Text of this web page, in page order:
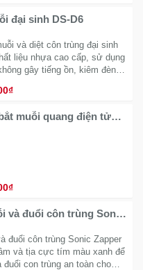
đại sinh DS-D6
và diệt côn trùng đại sinh
liệu nhựa cao cấp, sử dụng
gây tiếng ồn, kiêm đèn
muỗi quang điện tử
và đuổi côn trùng Sonic
đuổi côn trùng Sonic Zapper
và tịa cực tím màu xanh để
đuổi con trùng an toàn cho